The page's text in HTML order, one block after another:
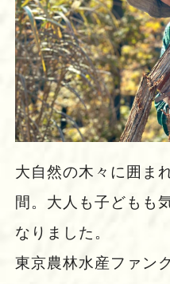
大自然の木々に囲ま
間。大人も子どもも
なりました。
東京農林水産ファン